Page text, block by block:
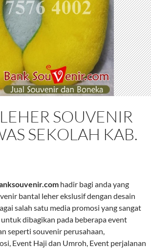
SOUVENIR
SEKOLAH KAB.
hadir bagi anda yang
bantal leher ekslusif dengan desain
salah satu media promosi yang sangat
dibagikan pada beberapa event
seperti souvenir perusahaan,
Event Haji dan Umroh, Event perjalanan